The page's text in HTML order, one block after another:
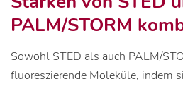
PALM/STORM
Sowohl STED als auch PALM/
fluoreszierende Moleküle, indem